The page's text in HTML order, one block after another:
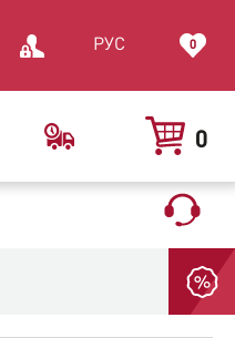
0
РУС 0